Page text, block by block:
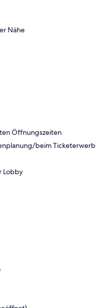
Nähe
Öffnungszeiten
beim Ticketerwerb
Lobby